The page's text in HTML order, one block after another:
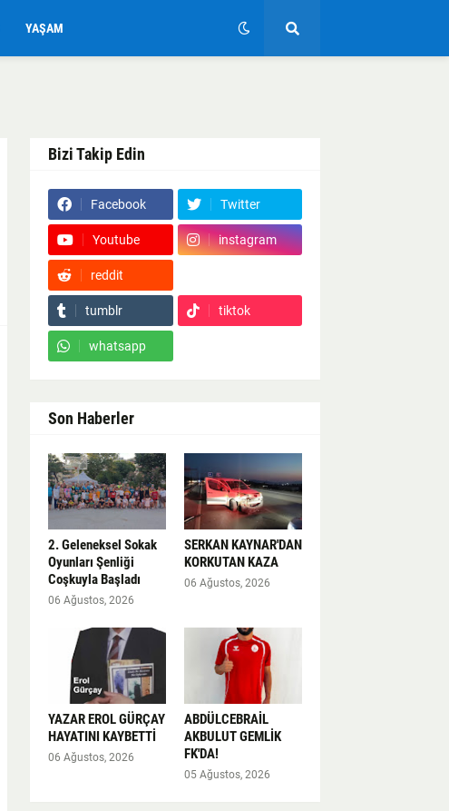
YAŞAM
Bizi Takip Edin
Facebook Twitter
Youtube instagram
reddit
tumblr tiktok
whatsapp
Son Haberler
2. Geleneksel Sokak
Oyunları Şenliği
Coşkuyla Başladı
06 Ağustos, 2026
SERKAN KAYNAR'DAN
KORKUTAN KAZA
06 Ağustos, 2026
YAZAR EROL GÜRÇAY
HAYATINI KAYBETTİ
06 Ağustos, 2026
ABDÜLCEBRAİL
AKBULUT GEMLİK
FK'DA!
05 Ağustos, 2026